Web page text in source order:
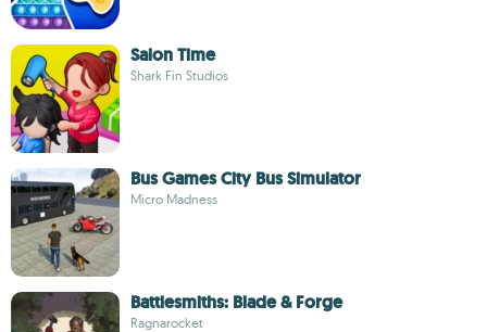
Salon Time
Shark Fin Studios
Bus Games City Bus Simulator
Micro Madness
Battlesmiths: Blade & Forge
Ragnarocket